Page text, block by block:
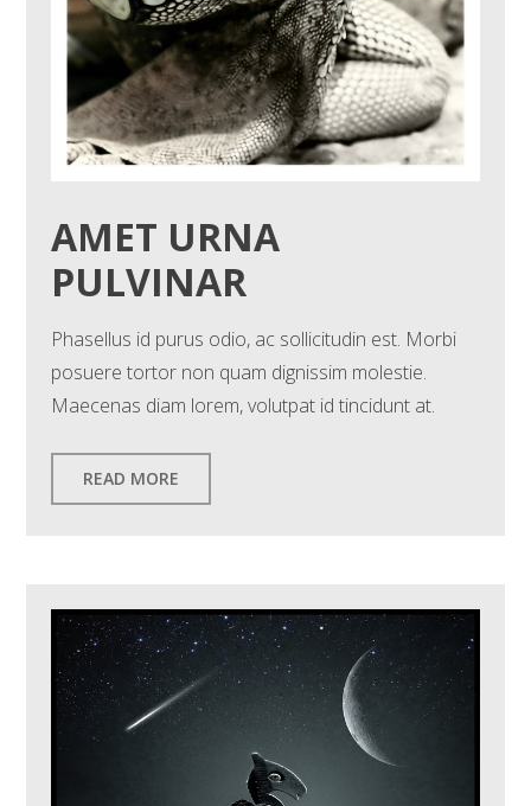
AMET URNA
PULVINAR
Phasellus id purus odio, ac sollicitudin est. Morbi
posuere tortor non quam dignissim molestie.
Maecenas diam lorem, volutpat id tincidunt at.
READ MORE